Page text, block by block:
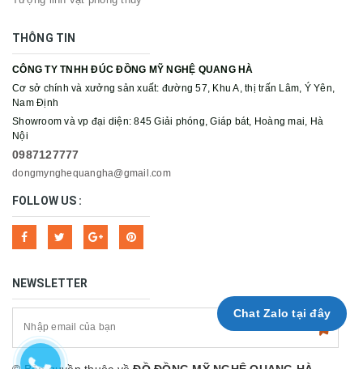
THÔNG TIN
CÔNG TY TNHH ĐÚC ĐỒNG MỸ NGHỆ QUANG HÀ
Cơ sở chính và xưởng sản xuất: đường 57, Khu A, thị trấn Lâm, Ý Yên,
Nam Định
Showroom và vp đại diện: 845 Giải phóng, Giáp bát, Hoàng mai, Hà
Nội
0987127777
dongmynghequangha@gmail.com
FOLLOW US :
NEWSLETTER
Chat Zalo tại đây